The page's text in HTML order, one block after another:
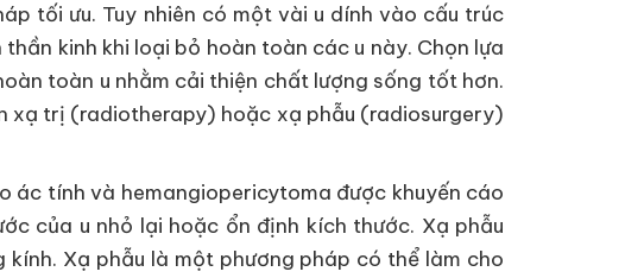
tối ưu. Tuy nhiên có một vài u dính vào cấu trúc
kinh khi loại bỏ hoàn toàn các u này. Chọn lựa
toàn u nhằm cải thiện chất lượng sống tốt hơn.
xạ trị (radiotherapy) hoặc xạ phẫu (radiosurgery)
ác tính và hemangiopericytoma được khuyến cáo
của u nhỏ lại hoặc ổn định kích thước. Xạ phẫu
Xạ phẫu là một phương pháp có thể làm cho